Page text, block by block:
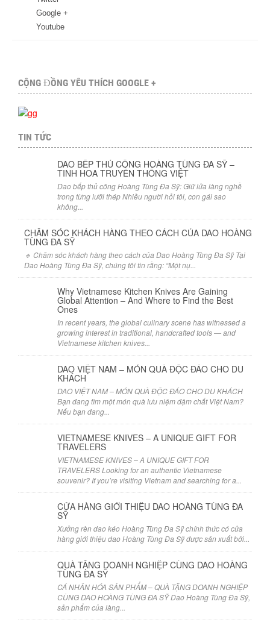
Google +
Youtube
CỘNG ĐỒNG YÊU THÍCH GOOGLE +
TIN TỨC
DAO BẾP THỦ CÔNG HOÀNG TÙNG ĐA SỸ –
TINH HOA TRUYỀN THỐNG VIỆT
Dao bếp thủ công Hoàng Tùng Đa Sỹ: Giữ lửa làng nghề
trong từng lưỡi thép Nhiều người hỏi tôi, con gái sao
không...
CHĂM SÓC KHÁCH HÀNG THEO CÁCH CỦA DAO HOÀNG
TÙNG ĐA SỸ
🔹 Chăm sóc khách hàng theo cách của Dao Hoàng Tùng Đa Sỹ Tại
Dao Hoàng Tùng Đa Sỹ, chúng tôi tin rằng: “Một nụ...
Why Vietnamese Kitchen Knives Are Gaining
Global Attention – And Where to Find the Best
Ones
In recent years, the global culinary scene has witnessed a
growing interest in traditional, handcrafted tools — and
Vietnamese kitchen knives...
DAO VIỆT NAM – MÓN QUÀ ĐỘC ĐÁO CHO DU
KHÁCH
DAO VIỆT NAM – MÓN QUÀ ĐỘC ĐÁO CHO DU KHÁCH
Bạn đang tìm một món quà lưu niệm đậm chất Việt Nam?
Nếu bạn đang...
VIETNAMESE KNIVES – A UNIQUE GIFT FOR
TRAVELERS
VIETNAMESE KNIVES – A UNIQUE GIFT FOR
TRAVELERS Looking for an authentic Vietnamese
souvenir? If you’re visiting Vietnam and searching for a...
CỬA HÀNG GIỚI THIỆU DAO HOÀNG TÙNG ĐA
SỸ
Xưởng rèn dao kéo Hoàng Tùng Đa Sỹ chính thức có cửa
hàng giới thiệu dao Hoàng Tùng Đa Sỹ được sản xuất bởi...
QUÀ TẶNG DOANH NGHIỆP CÙNG DAO HOÀNG
TÙNG ĐA SỸ
CÁ NHÂN HÓA SẢN PHẨM – QUÀ TẶNG DOANH NGHIỆP
CÙNG DAO HOÀNG TÙNG ĐA SỸ Dao Hoàng Tùng Đa Sỹ,
sản phẩm của làng...